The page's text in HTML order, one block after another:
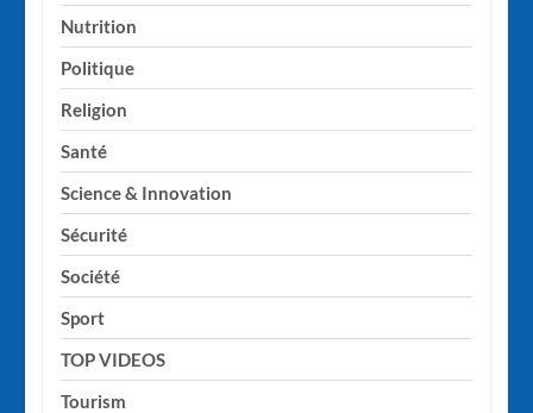
Nutrition
Politique
Religion
Santé
Science & Innovation
Sécurité
Société
Sport
TOP VIDEOS
Tourism